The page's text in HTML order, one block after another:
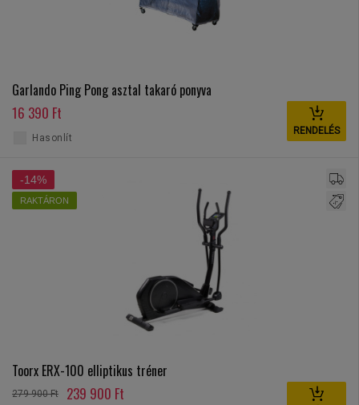
Garlando Ping Pong asztal takaró ponyva
16 390 Ft
RENDELÉS
Hasonlít
-14%
RAKTÁRON
Toorx ERX-100 elliptikus tréner
279 900 Ft 239 900 Ft